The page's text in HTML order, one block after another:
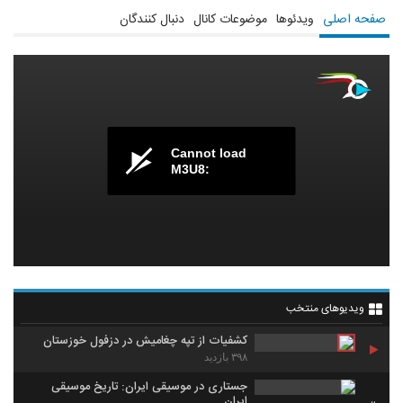
Telegram : https://t.me/garozman
صفحه اصلی ویدئوها موضوعات کانال دنبال کنندگان
Cannot load
M3U8:
ویدیوهای منتخب
کشفیات از تپه چغامیش در دزفول خوزستان
۳۹۸ بازدید
جستاری در موسیقی ایران: تاریخ موسیقی